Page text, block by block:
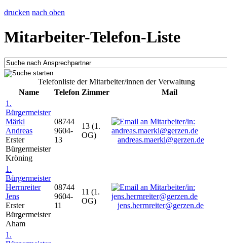
drucken nach oben
Mitarbeiter-Telefon-Liste
Telefonliste der Mitarbeiter/innen der Verwaltung
Name
Telefon Zimmer
Mail
1.
Bürgermeister
Märkl
Andreas
Erster
Bürgermeister
Kröning
08744
9604-
13
13 (1.
OG)
andreas.maerkl@gerzen.de
1.
Bürgermeister
Herrnreiter
Jens
Erster
Bürgermeister
Aham
08744
9604-
11
11 (1.
OG)
jens.herrnreiter@gerzen.de
1.